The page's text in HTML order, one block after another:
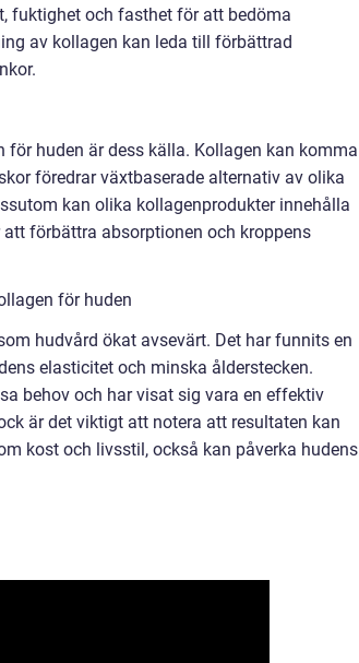
fuktighet och fasthet för att bedöma
av kollagen kan leda till förbättrad
huden är dess källa. Kollagen kan komma
föredrar växtbaserade alternativ av olika
kan olika kollagenprodukter innehålla
förbättra absorptionen och kroppens
för huden
hudvård ökat avsevärt. Det har funnits en
elasticitet och minska ålderstecken.
behov och har visat sig vara en effektiv
är det viktigt att notera att resultaten kan
kost och livsstil, också kan påverka hudens